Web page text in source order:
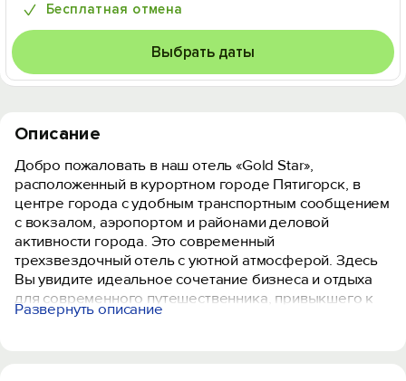
Бесплатная отмена
Выбрать даты
Описание
Добро пожаловать в наш отель «Gold Star»,
расположенный в курортном городе Пятигорск, в
центре города с удобным транспортным сообщением
с вокзалом, аэропортом и районами деловой
активности города. Это современный
трехзвездочный отель с уютной атмосферой. Здесь
Вы увидите идеальное сочетание бизнеса и отдыха
для современного путешественника, привыкшего к
комфорту. Предлагаем просторные и уютные
Развернуть описание